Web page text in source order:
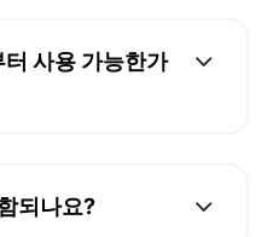
사용 가능한가
되나요?